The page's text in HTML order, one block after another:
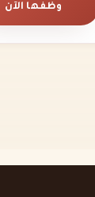
وظّفها الآن